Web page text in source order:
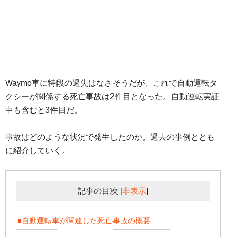
Waymo車に特段の過失はなさそうだが、これで自動運転タ
クシーが関係する死亡事故は2件目となった。自動運転実証
中も含むと3件目だ。
事故はどのような状況で発生したのか。過去の事例ととも
に紹介していく。
記事の目次 [非表示]
■自動運転車が関連した死亡事故の概要